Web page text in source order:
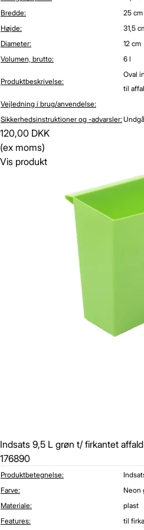
Bredde:
25 cm
Højde:
31,5
Diameter:
12 cm
Volumen, brutto:
6 l
Produktbeskrivelse:
Oval
til
Vejledning i brug/anvendelse:
Sikkerhedsinstruktioner og -advarsler:
120,00 DKK
(ex moms)
Vis produkt
Indsats 9,5 L grøn t/ firkantet
176890
Produktbetegnelse:
Farve:
Neon
Materiale:
plast
Features:
til